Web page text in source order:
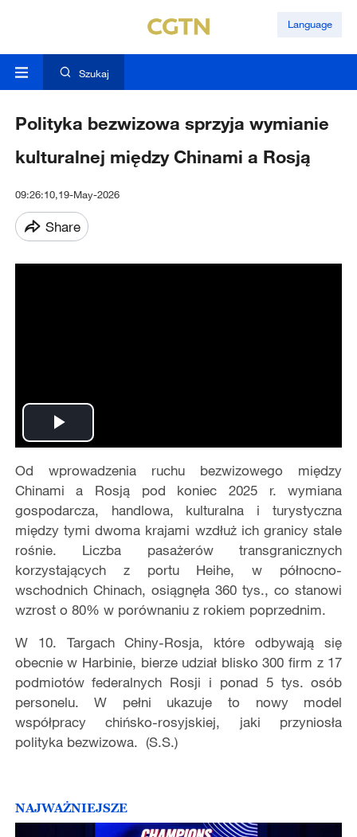
Language
Szukaj
Polityka bezwizowa sprzyja wymianie
kulturalnej między Chinami a Rosją
09:26:10,19-May-2026
Share
Play
Video
Od wprowadzenia ruchu bezwizowego między
Chinami a Rosją pod koniec 2025 r. wymiana
gospodarcza, handlowa, kulturalna i turystyczna
między tymi dwoma krajami wzdłuż ich granicy stale
rośnie. Liczba pasażerów transgranicznych
korzystających z portu Heihe, w północno-
wschodnich Chinach, osiągnęła 360 tys., co stanowi
wzrost o 80% w porównaniu z rokiem poprzednim.
W 10. Targach Chiny-Rosja, które odbywają się
obecnie w Harbinie, bierze udział blisko 300 firm z 17
podmiotów federalnych Rosji i ponad 5 tys. osób
personelu. W pełni ukazuje to nowy model
współpracy chińsko-rosyjskiej, jaki przyniosła
polityka bezwizowa. (S.S.)
NAJWAŻNIEJSZE